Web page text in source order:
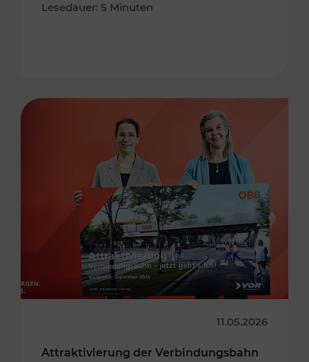
Lesedauer: 5 Minuten
11.05.2026
Attraktivierung der Verbindungsbahn